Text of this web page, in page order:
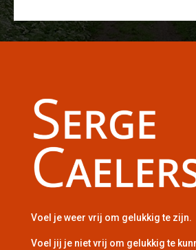
Voel je weer vrij om gelukkig te zijn.
Voel jij je niet vrij om gelukkig te